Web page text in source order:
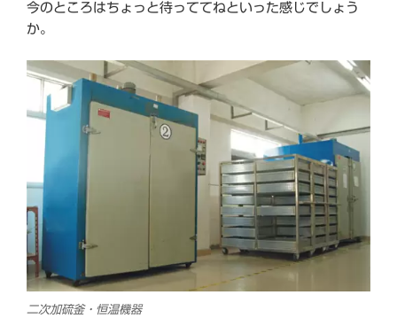
今のところはちょっと待っててねといった感じでしょう
か。
二次加硫釜・恒温機器